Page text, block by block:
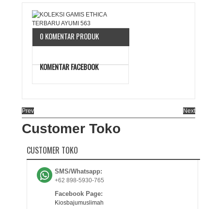
0 KOMENTAR PRODUK
KOMENTAR FACEBOOK
Prev Next
Customer Toko
CUSTOMER TOKO
SMS/Whatsapp:
+62 898-5930-765
Facebook Page:
Kiosbajumuslimah